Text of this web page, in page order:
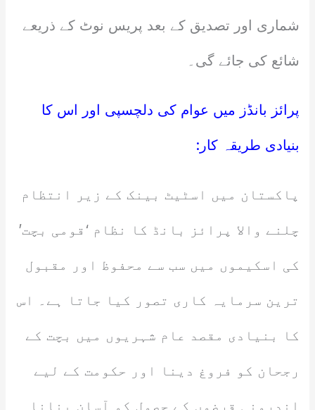
شماری اور تصدیق کے بعد پریس نوٹ کے ذریعے
شائع کی جائے گی۔
پرائز بانڈز میں عوام کی دلچسپی اور اس کا
بنیادی طریقہ کار:
پاکستان میں اسٹیٹ بینک کے زیر انتظام
چلنے والا پرائز بانڈ کا نظام ‘قومی بچت’
کی اسکیموں میں سب سے محفوظ اور مقبول
ترین سرمایہ کاری تصور کیا جاتا ہے۔ اس
کا بنیادی مقصد عام شہریوں میں بچت کے
رجحان کو فروغ دینا اور حکومت کے لیے
اندرونی قرضوں کے حصول کو آسان بنانا